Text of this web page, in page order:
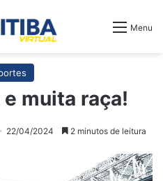
Menu
muita raça!
22/04/2024 2 minutos de leitura